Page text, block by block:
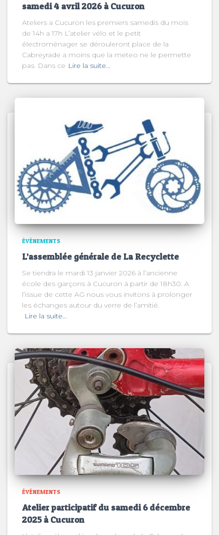
samedi 4 avril 2026 à Cucuron
Ateliers a Cucuron les premiers samedis du mois
de 14h a 17h L’atelier vélo et le petit
électroménager se dérouleront place de la
Cabreyrade a moins que la meteo ne le permette
pas. Dans ce Lire la suite…
ÉVÈNEMENTS
L’assemblée générale de La Recyclette
Se tiendra le mardi 13 janvier 2026 à l’ancienne
école des garçons à Cucuron à partir de 18h30. A
l’issue de cette AG nous vous invitons à prolonger
les échanges autour du verre de l’amitié.
Lire la suite…
ÉVÈNEMENTS
Atelier participatif du samedi 6 décembre
2025 à Cucuron